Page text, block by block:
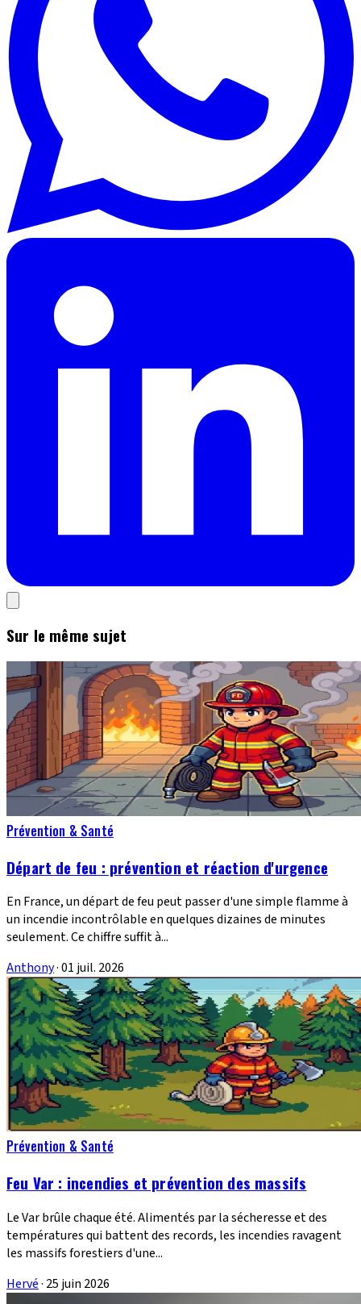
Sur le même sujet
Prévention & Santé
Départ de feu : prévention et réaction d'urgence
En France, un départ de feu peut passer d'une simple flamme à
un incendie incontrôlable en quelques dizaines de minutes
seulement. Ce chiffre suffit à...
Anthony·01 juil. 2026
Prévention & Santé
Feu Var : incendies et prévention des massifs
Le Var brûle chaque été. Alimentés par la sécheresse et des
températures qui battent des records, les incendies ravagent
les massifs forestiers d'une...
Hervé· 25 juin 2026